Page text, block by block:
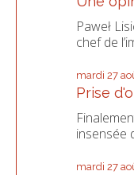
Paweł
chef de
mardi 27
Prise
insensée
mardi 27